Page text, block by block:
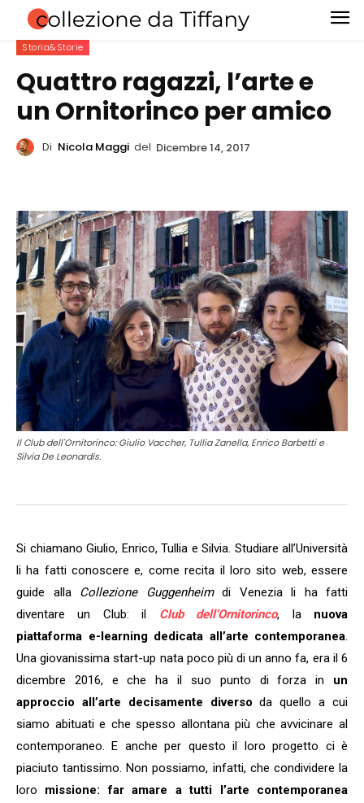
Storia&Storie
Quattro ragazzi, l’arte e
un Ornitorinco per amico
Di Nicola Maggi del Dicembre 14, 2017
Il Club dell'Ornitorinco: Giulio Vaccher, Tullia Zanella, Enrico Barbetti e
Silvia De Leonardis.
Si chiamano Giulio, Enrico, Tullia e Silvia. Studiare all’Università
li ha fatti conoscere e, come recita il loro sito web, essere
guide alla Collezione Guggenheimdi Venezia li ha fatti
diventare un Club: il Club dell’Ornitorinco, la nuova
piattaforma e-learning dedicata all’arte contemporanea.
Una giovanissima start-up nata poco più di un anno fa, era il 6
dicembre 2016, e che ha il suo punto di forza in un
approccio all’arte decisamente diverso da quello a cui
siamo abituati e che spesso allontana più che avvicinare al
contemporaneo. E anche per questo il loro progetto ci è
piaciuto tantissimo. Non possiamo, infatti, che condividere la
loro missione: far amare a tutti l’arte contemporanea